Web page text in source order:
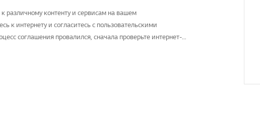
различному контенту и сервисам на вашем
к интернету и согласитесь с пользовательскими
соглашения провалился, сначала проверьте интернет-